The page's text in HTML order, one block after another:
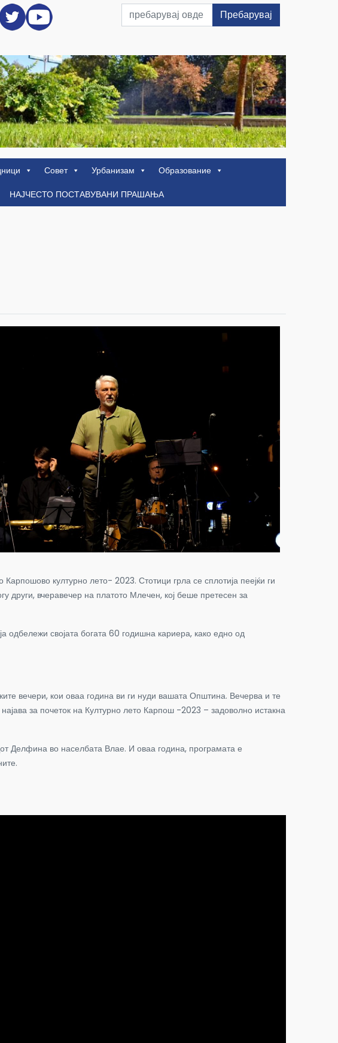
Пребарувај
Совет Урбанизам
Образование
НАЈЧЕСТО ПОСТАВУВАНИ ПРАШАЊА
културно лето- 2023. Стотици грла се сплотија пеејќи ги
други, вчеравечер на платото Млечен, кој беше претесен за
одбележи својата богата 60 годишна кариера, како едно од
вечери, кои оваа година ви ги нуди вашата Општина. Вечерва и те
за почеток на Културно лето Карпош -2023 – задоволно истакна
Делфина во населбата Влае. И оваа година, програмата е